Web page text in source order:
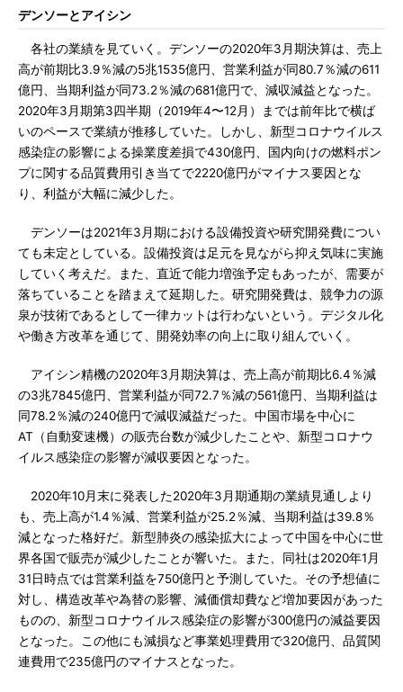
デンソーとアイシン
各社の業績を見ていく。デンソーの2020年3月期決算は、売上
高が前期比3.9％減の5兆1535億円、営業利益が同80.7％減の611
億円、当期利益が同73.2％減の681億円で、減収減益となった。
2020年3月期第3四半期（2019年4〜12月）までは前年比で横ば
いのペースで業績が推移していた。しかし、新型コロナウイルス
感染症の影響による操業度差損で430億円、国内向けの燃料ポン
プに関する品質費用引き当てで2220億円がマイナス要因とな
り、利益が大幅に減少した。
デンソーは2021年3月期における設備投資や研究開発費につい
ても未定としている。設備投資は足元を見ながら抑え気味に実施
していく考えだ。また、直近で能力増強予定もあったが、需要が
落ちていることを踏まえて延期した。研究開発費は、競争力の源
泉が技術であるとして一律カットは行わないという。デジタル化
や働き方改革を通じて、開発効率の向上に取り組んでいく。
アイシン精機の2020年3月期決算は、売上高が前期比6.4％減
の3兆7845億円、営業利益が同72.7％減の561億円、当期利益は
同78.2％減の240億円で減収減益だった。中国市場を中心に
AT（自動変速機）の販売台数が減少したことや、新型コロナウ
イルス感染症の影響が減収要因となった。
2020年10月末に発表した2020年3月期通期の業績見通しより
も、売上高が1.4％減、営業利益が25.2％減、当期利益は39.8％
減となった格好だ。新型肺炎の感染拡大によって中国を中心に世
界各国で販売が減少したことが響いた。また、同社は2020年1月
31日時点では営業利益を750億円と予測していた。その予想値に
対し、構造改革や為替の影響、減価償却費など増加要因があった
ものの、新型コロナウイルス感染症の影響が300億円の減益要因
となった。この他にも減損など事業処理費用で320億円、品質関
連費用で235億円のマイナスとなった。